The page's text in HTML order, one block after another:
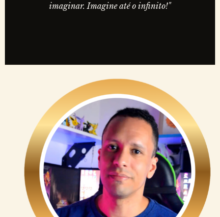
imaginar. Imagine até o infinito!"